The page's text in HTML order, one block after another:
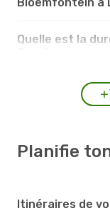
Quelle est la
Planifie
Itinéraires de